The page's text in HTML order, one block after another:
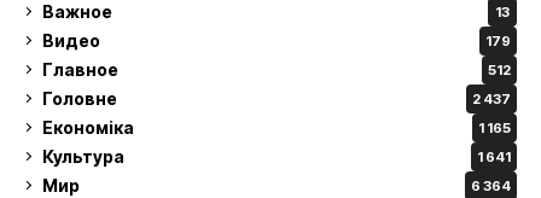
Важное 13
Видео 179
Главное 512
Головне 2 437
Економіка 1 165
Культура 1 641
Мир 6 364